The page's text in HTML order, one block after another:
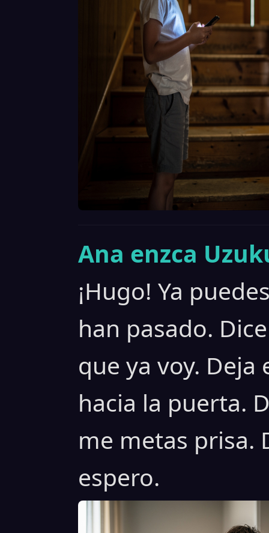
Ana enzca
¡Hugo! Ya
han pasado.
que ya voy.
hacia la puerta.
me metas prisa.
espero.